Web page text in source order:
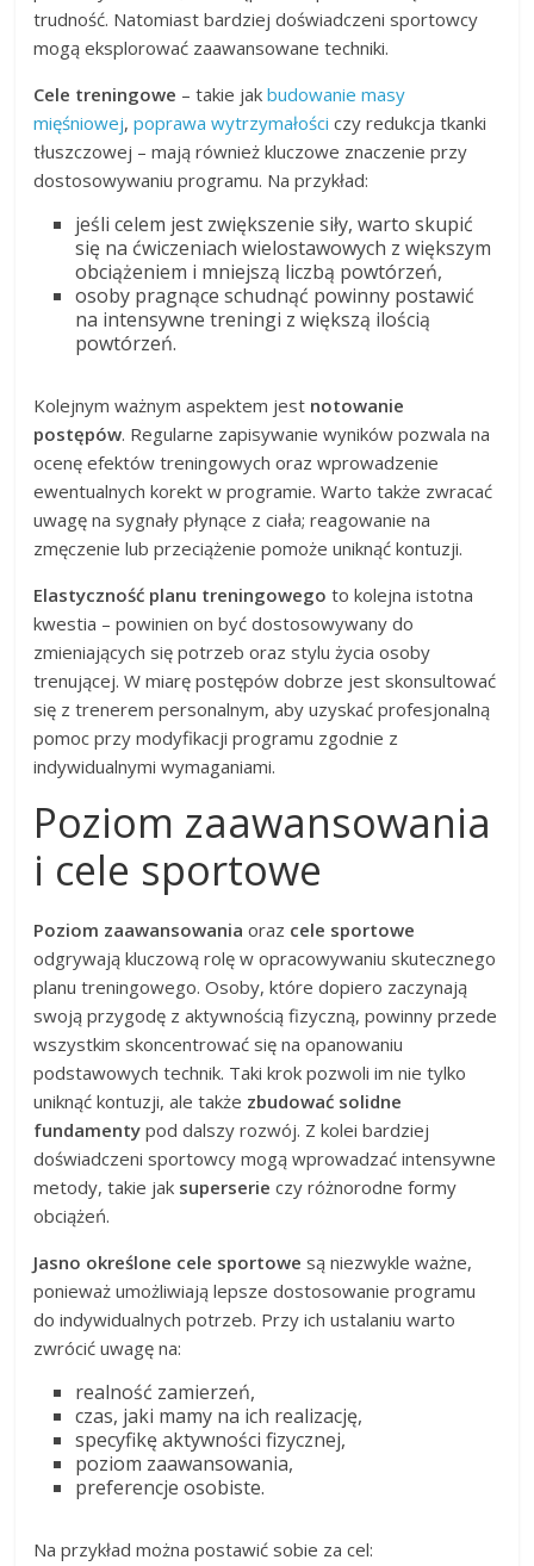
trudność. Natomiast bardziej doświadczeni sportowcy
mogą eksplorować zaawansowane techniki.
Cele treningowe – takie jakbudowanie masy
mięśniowej,poprawa wytrzymałości czy redukcja tkanki
tłuszczowej – mają również kluczowe znaczenie przy
dostosowywaniu programu. Na przykład:
jeśli celem jest zwiększenie siły, warto skupić
się na ćwiczeniach wielostawowych z większym
obciążeniem i mniejszą liczbą powtórzeń,
osoby pragnące schudnąć powinny postawić
na intensywne treningi z większą ilością
powtórzeń.
Kolejnym ważnym aspektem jest notowanie
postępów. Regularne zapisywanie wyników pozwala na
ocenę efektów treningowych oraz wprowadzenie
ewentualnych korekt w programie. Warto także zwracać
uwagę na sygnały płynące z ciała; reagowanie na
zmęczenie lub przeciążenie pomoże uniknąć kontuzji.
Elastyczność planu treningowego to kolejna istotna
kwestia – powinien on być dostosowywany do
zmieniających się potrzeb oraz stylu życia osoby
trenującej. W miarę postępów dobrze jest skonsultować
się z trenerem personalnym, aby uzyskać profesjonalną
pomoc przy modyfikacji programu zgodnie z
indywidualnymi wymaganiami.
Poziom zaawansowania
i cele sportowe
Poziom zaawansowania oraz cele sportowe
odgrywają kluczową rolę w opracowywaniu skutecznego
planu treningowego. Osoby, które dopiero zaczynają
swoją przygodę z aktywnością fizyczną, powinny przede
wszystkim skoncentrować się na opanowaniu
podstawowych technik. Taki krok pozwoli im nie tylko
uniknąć kontuzji, ale także zbudować solidne
fundamenty pod dalszy rozwój. Z kolei bardziej
doświadczeni sportowcy mogą wprowadzać intensywne
metody, takie jak superserie czy różnorodne formy
obciążeń.
Jasno określone cele sportowe są niezwykle ważne,
ponieważ umożliwiają lepsze dostosowanie programu
do indywidualnych potrzeb. Przy ich ustalaniu warto
zwrócić uwagę na:
realność zamierzeń,
czas, jaki mamy na ich realizację,
specyfikę aktywności fizycznej,
poziom zaawansowania,
preferencje osobiste.
Na przykład można postawić sobie za cel: